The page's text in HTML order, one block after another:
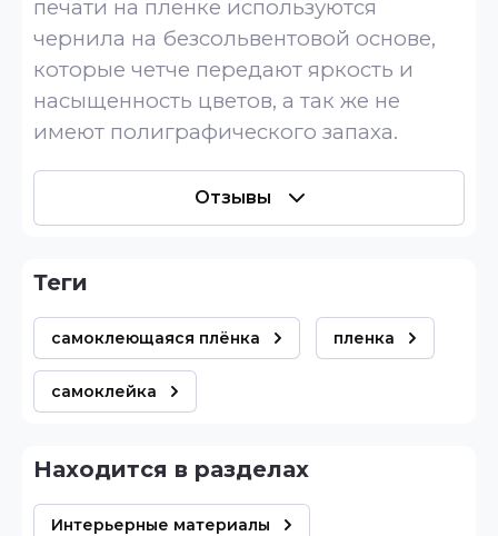
печати на пленке используются
чернила на безсольвентовой основе,
которые четче передают яркость и
насыщенность цветов, а так же не
имеют полиграфического запаха.
Отзывы
теги
самоклеющаяся плёнка пленка
самоклейка
Находится в разделах
Интерьерные материалы